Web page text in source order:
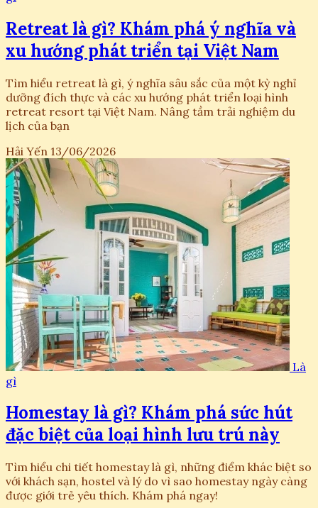
Retreat là gì? Khám phá ý nghĩa và
xu hướng phát triển tại Việt Nam
Tìm hiểu retreat là gì, ý nghĩa sâu sắc của một kỳ nghỉ
dưỡng đích thực và các xu hướng phát triển loại hình
retreat resort tại Việt Nam. Nâng tầm trải nghiệm du
lịch của bạn
Hải Yến 13/06/2026
Là
gì
Homestay là gì? Khám phá sức hút
đặc biệt của loại hình lưu trú này
Tìm hiểu chi tiết homestay là gì, những điểm khác biệt so
với khách sạn, hostel và lý do vì sao homestay ngày càng
được giới trẻ yêu thích. Khám phá ngay!